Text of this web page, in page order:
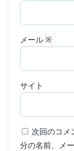
メール ※
サイト
次回のコメ
分の名前、メ